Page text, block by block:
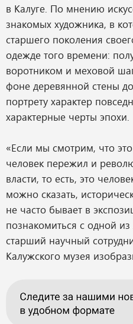
в Калуге. По мнению
знакомых художника, в
старшего поколения
одежде того времени:
воротником и меховой
фоне деревянной стены
портрету характер
характерные черты эпохи.
«Если мы смотрим, что
человек пережил и
власти, то есть, это
можно сказать,
не часто бывает в
познакомиться с одной
старший научный
Калужского музея